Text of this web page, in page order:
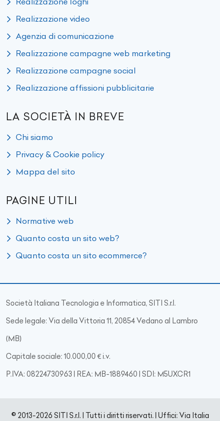
Realizzazione video
Agenzia di comunicazione
Realizzazione campagne web marketing
Realizzazione campagne social
Realizzazione affissioni pubblicitarie
LA SOCIETÀ IN BREVE
Chi siamo
Privacy & Cookie policy
Mappa del sito
PAGINE UTILI
Normative web
Quanto costa un sito web?
Quanto costa un sito ecommerce?
Società Italiana Tecnologia e Informatica, SITI S.r.l.
Sede legale: Via della Vittoria 11, 20854 Vedano al Lambro
(MB)
Capitale sociale: 10.000,00 € i.v.
P.IVA: 08224730963 | REA: MB-1889460 | SDI: M5UXCR1
© 2013-2026 SITI S.r.l. | Tutti i diritti riservati. | Uffici: Via Italia